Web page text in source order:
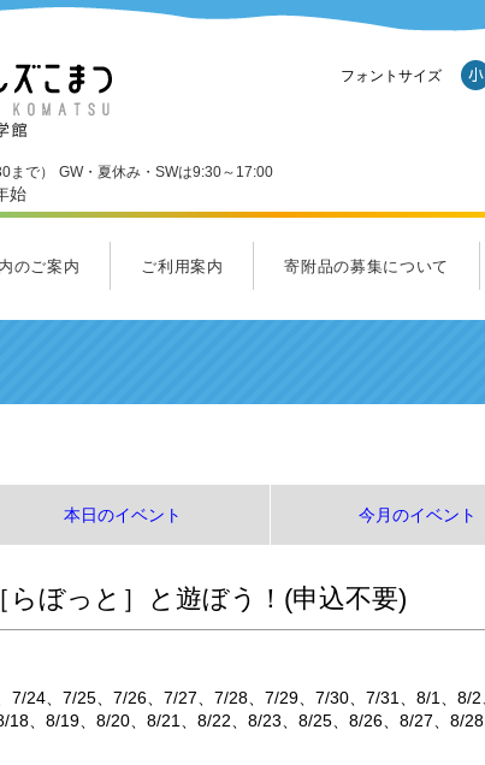
フォントサイズ
まで） GW・夏休み・SWは9:30～17:00
始
のご案内 ご利用案内 寄附品の募集について
本日のイベント 今月のイベント
ぼっと］と遊ぼう！(申込不要)
7/24 7/25 7/26 7/27 7/28 7/29 7/30 7/31 8/1 8/2
18
8/19 8/20 8/21 8/22 8/23 8/25 8/26 8/27 8/28